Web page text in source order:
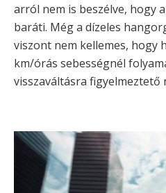
arról nem is beszélve, hogy
baráti. Még a dízeles
viszont nem kellemes, hogy
km/órás sebességnél
visszaváltásra figyelmeztető